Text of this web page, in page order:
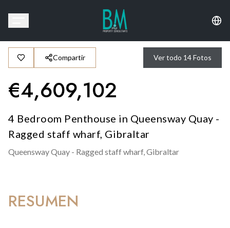
Compartir Ver todo 14Fotos
€4,609,102
4 Bedroom Penthouse in Queensway Quay -
Ragged staff wharf, Gibraltar
Queensway Quay - Ragged staff wharf,Gibraltar
RESUMEN